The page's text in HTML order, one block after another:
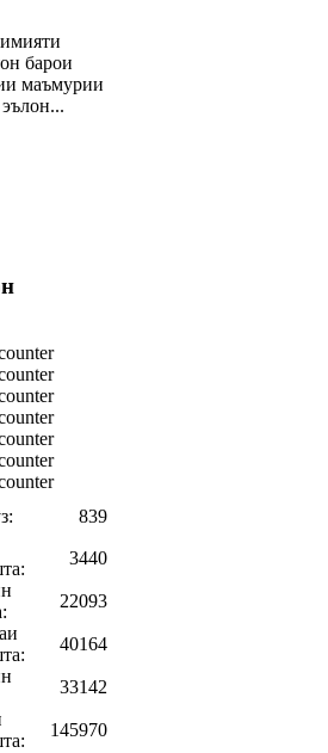
барои
маъмурии
839
3440
22093
40164
33142
145970